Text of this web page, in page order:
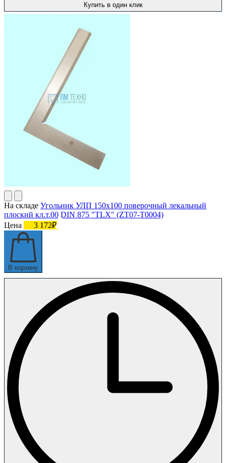
Купить в один клик
На складе Угольник УЛП 150х100 поверочный лекальный
плоский кл.т.00 DIN 875 "TLX" (ZT07-T0004)
Цена
3 172₽
В корзину